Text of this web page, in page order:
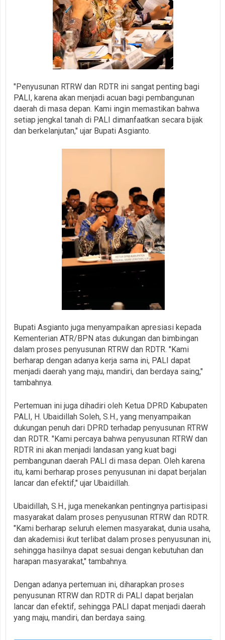
"Penyusunan RTRW dan RDTR ini sangat penting bagi
PALI, karena akan menjadi acuan bagi pembangunan
daerah di masa depan. Kami ingin memastikan bahwa
setiap jengkal tanah di PALI dimanfaatkan secara bijak
dan berkelanjutan," ujar Bupati Asgianto.
Bupati Asgianto juga menyampaikan apresiasi kepada
Kementerian ATR/BPN atas dukungan dan bimbingan
dalam proses penyusunan RTRW dan RDTR. "Kami
berharap dengan adanya kerja sama ini, PALI dapat
menjadi daerah yang maju, mandiri, dan berdaya saing,"
tambahnya.
Pertemuan ini juga dihadiri oleh Ketua DPRD Kabupaten
PALI, H. Ubaidillah Soleh, S.H., yang menyampaikan
dukungan penuh dari DPRD terhadap penyusunan RTRW
dan RDTR. "Kami percaya bahwa penyusunan RTRW dan
RDTR ini akan menjadi landasan yang kuat bagi
pembangunan daerah PALI di masa depan. Oleh karena
itu, kami berharap proses penyusunan ini dapat berjalan
lancar dan efektif," ujar Ubaidillah.
Ubaidillah, S.H., juga menekankan pentingnya partisipasi
masyarakat dalam proses penyusunan RTRW dan RDTR.
"Kami berharap seluruh elemen masyarakat, dunia usaha,
dan akademisi ikut terlibat dalam proses penyusunan ini,
sehingga hasilnya dapat sesuai dengan kebutuhan dan
harapan masyarakat," tambahnya.
Dengan adanya pertemuan ini, diharapkan proses
penyusunan RTRW dan RDTR di PALI dapat berjalan
lancar dan efektif, sehingga PALI dapat menjadi daerah
yang maju, mandiri, dan berdaya saing.